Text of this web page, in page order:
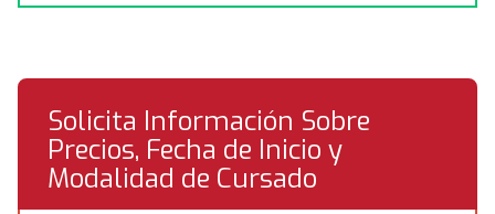
Solicita Información Sobre
Precios, Fecha de Inicio y
Modalidad de Cursado